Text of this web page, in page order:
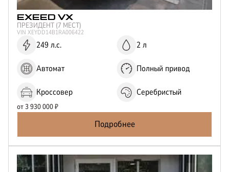
EXEED VX
ПРЕЗИДЕНТ (7 МЕСТ)
VIN XEYDD14B1RA006422
249 л.с. 2 л
Автомат Полный привод
Кроссовер Серебристый
от3 930 000₽
Подробнее